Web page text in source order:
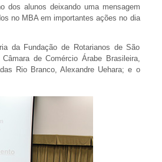
dos alunos deixando uma mensagem
no MBA em importantes ações no dia
da Fundação de Rotarianos de São
de Comércio Árabe Brasileira,
Rio Branco, Alexandre Uehara; e o